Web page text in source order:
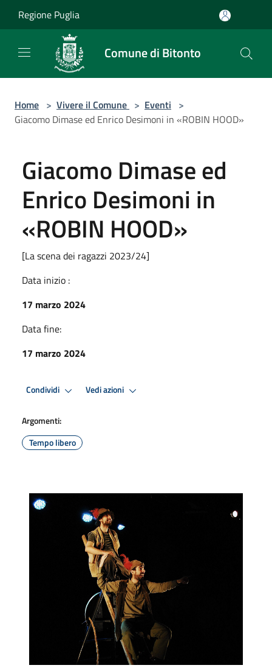
Regione Puglia
Comune di Bitonto
Home > Vivere il Comune > Eventi >
Giacomo Dimase ed Enrico Desimoni in «ROBIN HOOD»
Giacomo Dimase ed
Enrico Desimoni in
«ROBIN HOOD»
[La scena dei ragazzi 2023/24]
Data inizio :
17 marzo 2024
Data fine:
17 marzo 2024
Condividi Vedi azioni
Argomenti:
Tempo libero